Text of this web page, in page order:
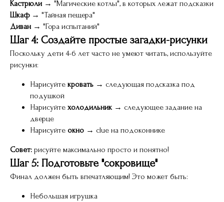
Кастрюли → "Магические котлы", в которых лежат подсказки
Шкаф→ "Тайная пещера"
Диван → "Гора испытаний"
Шаг 4: Создайте простые загадки-рисунки
Поскольку дети 4-6 лет часто не умеют читать, используйте
рисунки:
Нарисуйте кровать → следующая подсказка под
подушкой
Нарисуйте холодильник → следующее задание на
дверце
Нарисуйте окно → clue на подоконнике
Совет: рисуйте максимально просто и понятно!
Шаг 5: Подготовьте "сокровище"
Финал должен быть впечатляющим! Это может быть:
Небольшая игрушка